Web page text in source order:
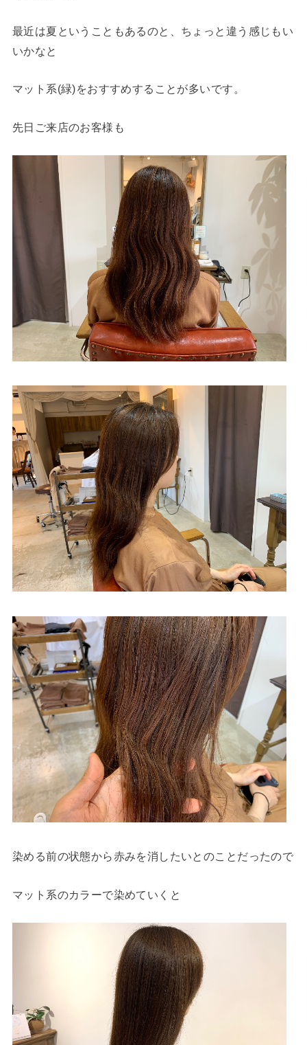
最近は夏ということもあるのと、ちょっと違う感じもい
いかなと
マット系(緑)をおすすめすることが多いです。
先日ご来店のお客様も
染める前の状態から赤みを消したいとのことだったので
マット系のカラーで染めていくと